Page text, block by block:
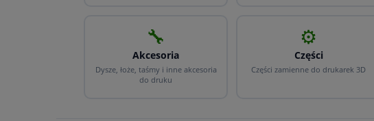
🔧
Akcesoria
Dysze, łoże, taśmy i inne akcesoria
do druku
⚙️
Części
Części zamienne do drukarek 3D